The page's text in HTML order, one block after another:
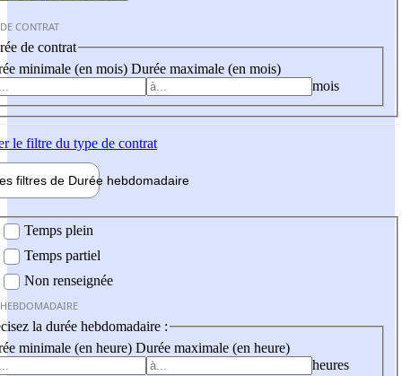
CONTRAT
de contrat
minimale (en mois) Durée maximale (en mois)
mois
le filtre du type de contrat
filtres de Durée hebdomadaire
Temps plein
Temps partiel
Non renseignée
la durée hebdomadaire :
minimale (en heure) Durée maximale (en heure)
heures